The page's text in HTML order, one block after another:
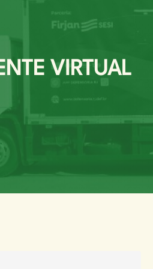
VIRTUAL